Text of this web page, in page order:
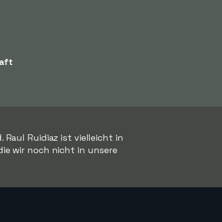
Raul Ruidiaz ist vielleicht in
wir noch nicht in unsere